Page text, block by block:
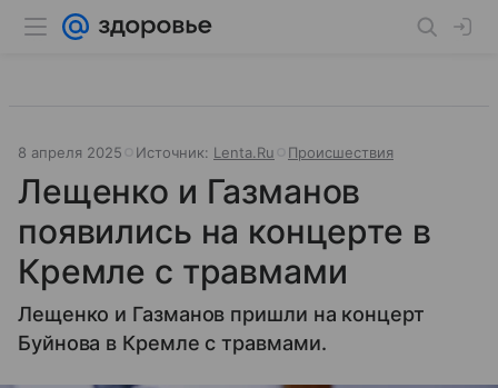
8 апреля 2025 Источник: Lenta.Ru Происшествия
Лещенко и Газманов
появились на концерте в
Кремле с травмами
Лещенко и Газманов пришли на концерт
Буйнова в Кремле с травмами.